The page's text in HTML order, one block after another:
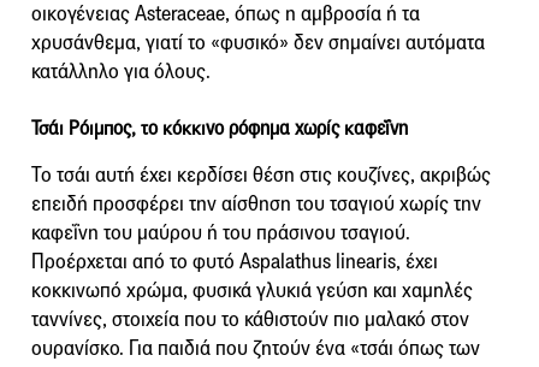
οικογένειας Asteraceae, όπως η αμβροσία ή τα
χρυσάνθεμα, γιατί το «φυσικό» δεν σημαίνει αυτόματα
κατάλληλο για όλους.
Τσάι Ρόιμπος, το κόκκινο ρόφημα χωρίς καφεΐνη
Το τσάι αυτή έχει κερδίσει θέση στις κουζίνες, ακριβώς
επειδή προσφέρει την αίσθηση του τσαγιού χωρίς την
καφεΐνη του μαύρου ή του πράσινου τσαγιού.
Προέρχεται από το φυτό Aspalathus linearis, έχει
κοκκινωπό χρώμα, φυσικά γλυκιά γεύση και χαμηλές
ταννίνες, στοιχεία που το κάθιστούν πιο μαλακό στον
ουρανίσκο. Για παιδιά που ζητούν ένα «τσάι όπως των